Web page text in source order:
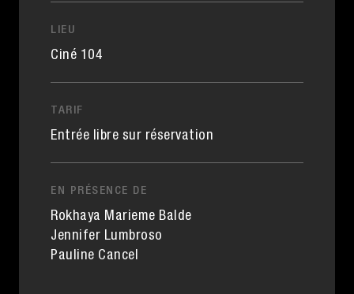
LIEU
Ciné 104
TARIF
Entrée libre sur réservation
EN PRÉSENCE DE
Rokhaya Marieme Balde
Jennifer Lumbroso
Pauline Cancel